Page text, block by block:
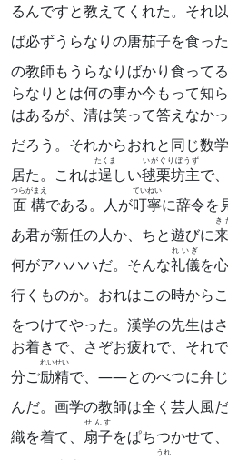
るんですと教えてくれた。それ
ば必ずうらなりの唐茄子を食った
の教師もうらなりばかり食って
らなりとは何の事か今もって知
はあるが、清は笑って答えなか
だろう。それからおれと同じ数
居た。これは逞
たくま
しい毬栗坊主
いがぐりぼうず
で、
面構
つらがまえ
である。人が叮寧
ていねい
に辞令を
あ君が新任の人か、ちと遊びに
き
何がアハハハだ。そんな礼儀
れいぎ
を
行くものか。おれはこの時から
をつけてやった。漢学の先生は
お着きで、さぞお疲れで、それ
分ご励精
れいせい
で、――とのべつに弁
んだ。画学の教師は全く芸人風
織を着て、 扇子
せんす
をぱちつかせて
うれ